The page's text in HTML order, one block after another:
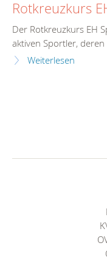
Rotkreuzkurs
Der Rotkreuzkurs EH
aktiven Sportler,
Weiterlesen